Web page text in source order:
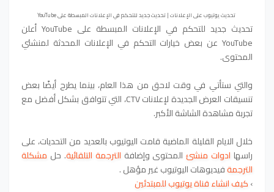
تحديث يوتيوب على الإعلانات | تحديث جديد للتحكم في الإعلانات المبسطة على YouTube
تحديث جديد للتحكم في الإعلانات المبسطة على YouTube أعلن
YouTube عن بعض خيارات التحكم في الإعلانات المحدثة لمنشئي
المحتوى.
والتي ستأتي في وقت لاحق من هذا العام، بينما يطرح أيضًا بعض
تنسيقات العرض الجديدة لإعلانات CTV، التي تتوافق بشكل أفضل مع
تجربة مشاهدة الشاشة الأكبر.
خلال الايام القليلة الماضية قامت اليوتيوب بالعديد من التحديات، على
راسها ادوات منشئالمحتوى وإضافة الترجمة التلقائية. حل مشكلة
الترجمةفيديوهات اليوتيوب غير مؤهل .
›كيف انشاء قناة يوتيوب للمبتدئين